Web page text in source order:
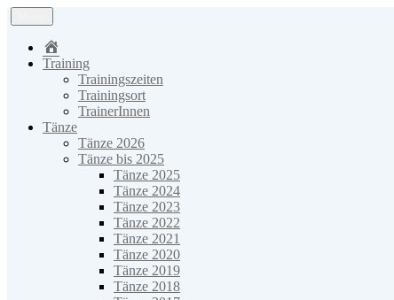
Zum
Inhalt
springen
Country-Line Dancers Neuhofen e.V.
Training
Trainingszeiten
Trainingsort
TrainerInnen
Tänze
Tänze 2026
Tänze bis 2025
Tänze 2025
Tänze 2024
Tänze 2023
Tänze 2022
Tänze 2021
Tänze 2020
Tänze 2019
Tänze 2018